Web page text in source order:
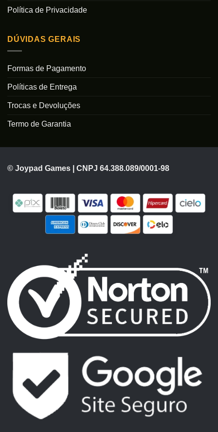
Política de Privacidade
DÚVIDAS GERAIS
Formas de Pagamento
Políticas de Entrega
Trocas e Devoluções
Termo de Garantia
© Joypad Games | CNPJ 64.388.089/0001-98